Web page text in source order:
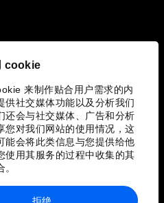
cookie
来制作贴合用户需求的内
供社交媒体功能以及分析我们
还会与社交媒体、广告和分析
您对我们网站的使用情况，这
能会将此类信息与您提供给他
使用其服务的过程中收集的其
拒绝